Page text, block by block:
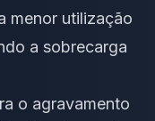
menor utilização
a sobrecarga
o agravamento